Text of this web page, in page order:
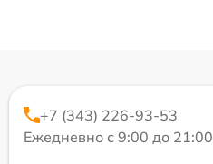
+7 (343) 226-93-53
Ежедневно с 9:00 до 21:00